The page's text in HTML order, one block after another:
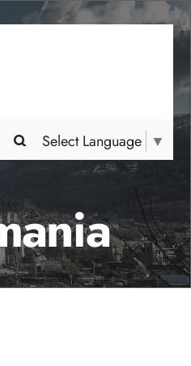
Select Language ▼